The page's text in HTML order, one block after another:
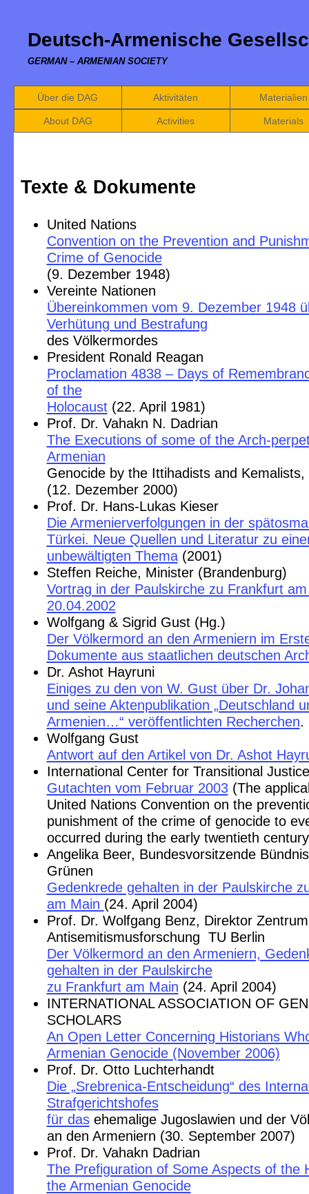
Deutsch-Armenische
GERMAN – ARMENIAN SOCIETY
Über die DAG Aktivitäten Materialien
About DAG Activities Materials
Texte & Dokumente
United Nations
Convention on the Prevention and
Crime of Genocide
(9. Dezember 1948)
Vereinte Nationen
Übereinkommen vom 9. Dezember 1948
Verhütung und Bestrafung
des Völkermordes
President Ronald Reagan
Proclamation 4838 – Days of
of the
Holocaust(22. April 1981)
Prof. Dr. Vahakn N. Dadrian
The Executions of some of the Arch-
Armenian
Genocide by the Ittihadists and Kemalists,
(12. Dezember 2000)
Prof. Dr. Hans-Lukas Kieser
Die Armenierverfolgungen in der
Türkei. Neue Quellen und Literatur zu
unbewältigten Thema(2001)
Steffen Reiche, Minister (Brandenburg)
Vortrag in der Paulskirche zu Frankfurt
20.04.2002
Wolfgang & Sigrid Gust (Hg.)
Der Völkermord an den Armeniern im
Dokumente aus staatlichen deutschen
Dr. Ashot Hayruni
Einiges zu den von W. Gust über Dr.
und seine Aktenpublikation „Deutschland
Armenien…“ veröffentlichten Recherchen.
Wolfgang Gust
Antwort auf den Artikel von Dr. Ashot
International Center for Transitional
Gutachten vom Februar 2003(The
United Nations Convention on the
punishment of the crime of genocide to
occurred during the early twentieth
Angelika Beer, Bundesvorsitzende
Grünen
Gedenkrede gehalten in der Paulskirche
am Main (24. April 2004)
Prof. Dr. Wolfgang Benz, Direktor
Antisemitismusforschung TU Berlin
Der Völkermord an den Armeniern,
gehalten in der Paulskirche
zu Frankfurt am Main (24. April 2004)
INTERNATIONAL ASSOCIATION OF
SCHOLARS
An Open Letter Concerning Historians
Armenian Genocide (November 2006)
Prof. Dr. Otto Luchterhandt
Die „Srebrenica-Entscheidung“ des
Strafgerichtshofes
für dasehemalige Jugoslawien und der
an den Armeniern (30. September 2007)
Prof. Dr. Vahakn Dadrian
The Prefiguration of Some Aspects of the
the Armenian Genocide